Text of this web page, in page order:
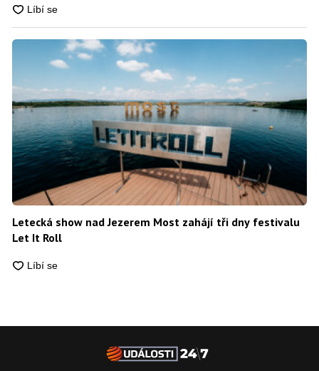
Letecká show nad Jezerem Most zahájí tři dny festivalu
Let It Roll